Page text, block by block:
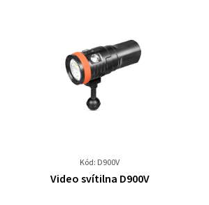
Kód: D900V
Průměrné
Video svítilna D900V